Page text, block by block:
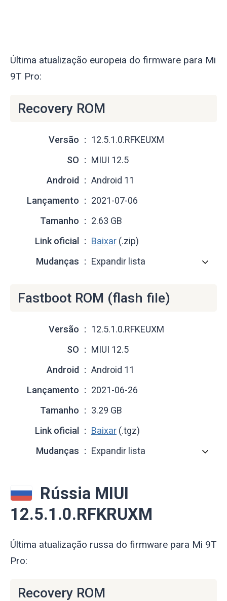
Última atualização europeia do firmware para Mi
9T Pro:
Recovery ROM
Versão
12.5.1.0.RFKEUXM
SO
MIUI 12.5
Android
Android 11
Lançamento
2021-07-06
Tamanho
2.63 GB
Link oficial
Baixar (.zip)
Mudanças
Expandir lista
Fastboot ROM (flash file)
Versão
12.5.1.0.RFKEUXM
SO
MIUI 12.5
Android
Android 11
Lançamento
2021-06-26
Tamanho
3.29 GB
Link oficial
Baixar (.tgz)
Mudanças
Expandir lista
Rússia MIUI
12.5.1.0.RFKRUXM
Última atualização russa do firmware para Mi 9T
Pro:
Recovery ROM